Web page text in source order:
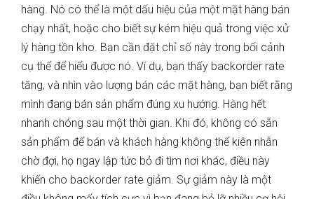
hàng. Nó có thể là một dấu hiệu của một mặt hàng bán
chạy nhất, hoặc cho biết sự kém hiệu quả trong việc xử
lý hàng tồn kho. Bạn cần đặt chỉ số này trong bối cảnh
cụ thể để hiểu được nó. Ví dụ, bạn thấy backorder rate
tăng, và nhìn vào lượng bán các mặt hàng, bạn biết rằng
mình đang bán sản phẩm đúng xu hướng. Hàng hết
nhanh chóng sau một thời gian. Khi đó, không có sẵn
sản phẩm để bán và khách hàng không thể kiên nhẫn
chờ đợi, họ ngay lập tức bỏ đi tìm nơi khác, điều này
khiến cho backorder rate giảm. Sự giảm này là một